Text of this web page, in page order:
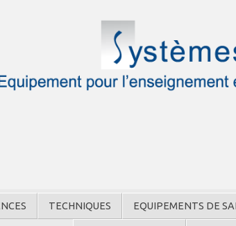
TECHNIQUES EQUIPEMENTS DE